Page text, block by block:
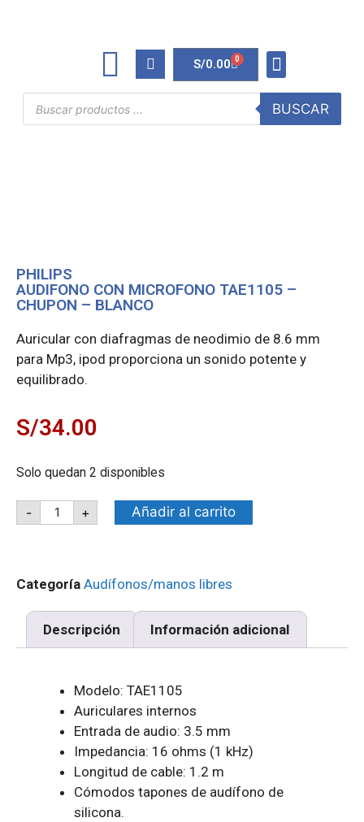
S/0.00 0
BUSCAR
PHILIPS
AUDIFONO CON MICROFONO TAE1105 –
CHUPON – BLANCO
Auricular con diafragmas de neodimio de 8.6 mm
para Mp3, ipod proporciona un sonido potente y
equilibrado.
S/34.00
Solo quedan 2 disponibles
- + Añadir al carrito
Categoría Audífonos/manos libres
Descripción Información adicional
Modelo: TAE1105
Auriculares internos
Entrada de audio: 3.5 mm
Impedancia: 16 ohms (1 kHz)
Longitud de cable: 1.2 m
Cómodos tapones de audífono de
silicona.